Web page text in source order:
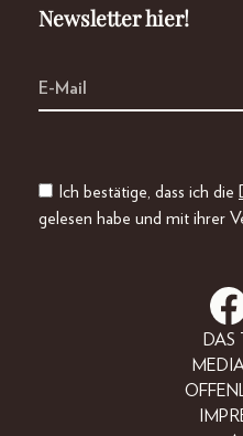
Newsletter hier!
Ich bestätige, dass ich die
gelesen habe und mit ihrer
DAS